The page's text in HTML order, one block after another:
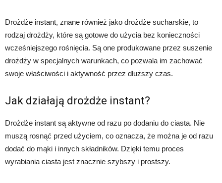
Drożdże instant, znane również jako drożdże sucharskie, to
rodzaj drożdży, które są gotowe do użycia bez konieczności
wcześniejszego rośnięcia. Są one produkowane przez suszenie
drożdży w specjalnych warunkach, co pozwala im zachować
swoje właściwości i aktywność przez dłuższy czas.
Jak działają drożdże instant?
Drożdże instant są aktywne od razu po dodaniu do ciasta. Nie
muszą rosnąć przed użyciem, co oznacza, że można je od razu
dodać do mąki i innych składników. Dzięki temu proces
wyrabiania ciasta jest znacznie szybszy i prostszy.